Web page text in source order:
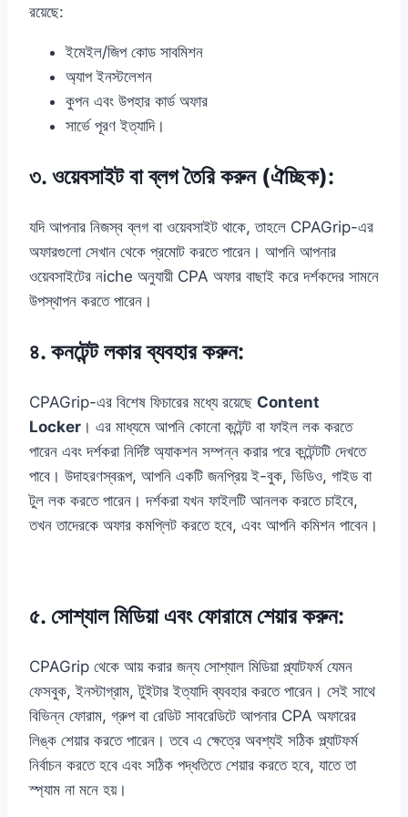
রয়েছে:
ইমেইল/জিপ কোড সাবমিশন
অ্যাপ ইনস্টলেশন
কুপন এবং উপহার কার্ড অফার
সার্ভে পূরণ ইত্যাদি।
৩. ওয়েবসাইট বা ব্লগ তৈরি করুন (ঐচ্ছিক):
যদি আপনার নিজস্ব ব্লগ বা ওয়েবসাইট থাকে, তাহলে CPAGrip-এর
অফারগুলো সেখান থেকে প্রমোট করতে পারেন। আপনি আপনার
ওয়েবসাইটের নiche অনুযায়ী CPA অফার বাছাই করে দর্শকদের সামনে
উপস্থাপন করতে পারেন।
৪. কনটেন্ট লকার ব্যবহার করুন:
CPAGrip-এর বিশেষ ফিচারের মধ্যে রয়েছে Content
Locker । এর মাধ্যমে আপনি কোনো কন্টেন্ট বা ফাইল লক করতে
পারেন এবং দর্শকরা নির্দিষ্ট অ্যাকশন সম্পন্ন করার পরে কন্টেন্টটি দেখতে
পাবে। উদাহরণস্বরূপ, আপনি একটি জনপ্রিয় ই-বুক, ভিডিও, গাইড বা
টুল লক করতে পারেন। দর্শকরা যখন ফাইলটি আনলক করতে চাইবে,
তখন তাদেরকে অফার কমপ্লিট করতে হবে, এবং আপনি কমিশন পাবেন।
৫. সোশ্যাল মিডিয়া এবং ফোরামে শেয়ার করুন:
CPAGrip থেকে আয় করার জন্য সোশ্যাল মিডিয়া প্ল্যাটফর্ম যেমন
ফেসবুক, ইনস্টাগ্রাম, টুইটার ইত্যাদি ব্যবহার করতে পারেন। সেই সাথে
বিভিন্ন ফোরাম, গ্রুপ বা রেডিট সাবরেডিটে আপনার CPA অফারের
লিঙ্ক শেয়ার করতে পারেন। তবে এ ক্ষেত্রে অবশ্যই সঠিক প্ল্যাটফর্ম
নির্বাচন করতে হবে এবং সঠিক পদ্ধতিতে শেয়ার করতে হবে, যাতে তা
স্প্যাম না মনে হয়।